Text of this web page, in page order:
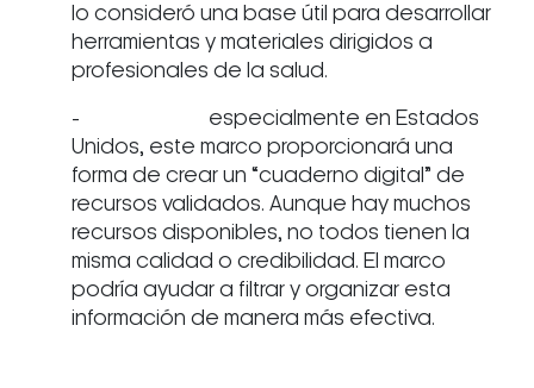
lo consideró una base útil para desarrollar
herramientas y materiales dirigidos a
profesionales de la salud.
- especialmente en Estados
Unidos, este marco proporcionará una
forma de crear un “cuaderno digital” de
recursos validados. Aunque hay muchos
recursos disponibles, no todos tienen la
misma calidad o credibilidad. El marco
podría ayudar a filtrar y organizar esta
información de manera más efectiva.